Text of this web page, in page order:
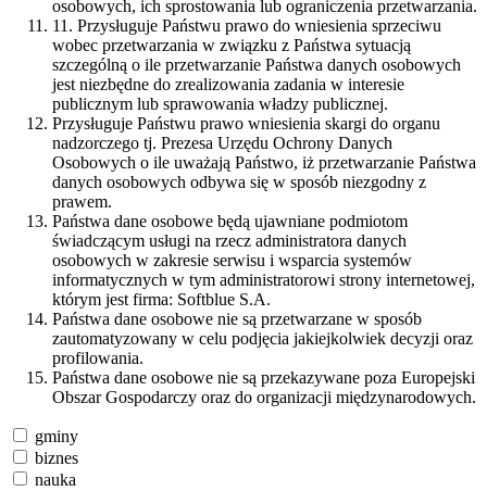
osobowych, ich sprostowania lub ograniczenia przetwarzania.
11. Przysługuje Państwu prawo do wniesienia sprzeciwu
wobec przetwarzania w związku z Państwa sytuacją
szczególną o ile przetwarzanie Państwa danych osobowych
jest niezbędne do zrealizowania zadania w interesie
publicznym lub sprawowania władzy publicznej.
Przysługuje Państwu prawo wniesienia skargi do organu
nadzorczego tj. Prezesa Urzędu Ochrony Danych
Osobowych o ile uważają Państwo, iż przetwarzanie Państwa
danych osobowych odbywa się w sposób niezgodny z
prawem.
Państwa dane osobowe będą ujawniane podmiotom
świadczącym usługi na rzecz administratora danych
osobowych w zakresie serwisu i wsparcia systemów
informatycznych w tym administratorowi strony internetowej,
którym jest firma: Softblue S.A.
Państwa dane osobowe nie są przetwarzane w sposób
zautomatyzowany w celu podjęcia jakiejkolwiek decyzji oraz
profilowania.
Państwa dane osobowe nie są przekazywane poza Europejski
Obszar Gospodarczy oraz do organizacji międzynarodowych.
gminy
biznes
nauka